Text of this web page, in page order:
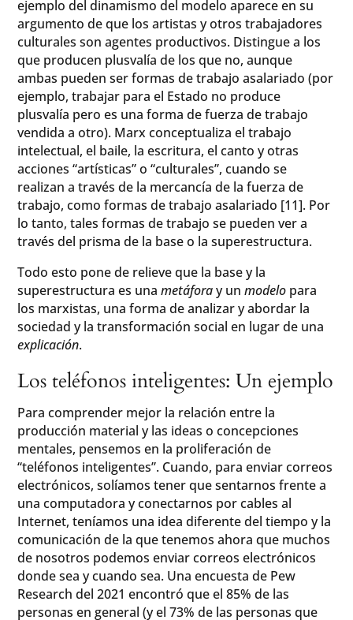
ejemplo del dinamismo del modelo aparece en su
argumento de que los artistas y otros trabajadores
culturales son agentes productivos. Distingue a los
que producen plusvalía de los que no, aunque
ambas pueden ser formas de trabajo asalariado (por
ejemplo, trabajar para el Estado no produce
plusvalía pero es una forma de fuerza de trabajo
vendida a otro). Marx conceptualiza el trabajo
intelectual, el baile, la escritura, el canto y otras
acciones “artísticas” o “culturales”, cuando se
realizan a través de la mercancía de la fuerza de
trabajo, como formas de trabajo asalariado [11]. Por
lo tanto, tales formas de trabajo se pueden ver a
través del prisma de la base o la superestructura.
Todo esto pone de relieve que la base y la
superestructura es unametáforay unmodelo para
los marxistas, una forma de analizar y abordar la
sociedad y la transformación social en lugar de una
explicación.
Los teléfonos inteligentes: Un ejemplo
Para comprender mejor la relación entre la
producción material y las ideas o concepciones
mentales, pensemos en la proliferación de
“teléfonos inteligentes”. Cuando, para enviar correos
electrónicos, solíamos tener que sentarnos frente a
una computadora y conectarnos por cables al
Internet, teníamos una idea diferente del tiempo y la
comunicación de la que tenemos ahora que muchos
de nosotros podemos enviar correos electrónicos
donde sea y cuando sea. Una encuesta de Pew
Research del 2021 encontró que el 85% de las
personas en general (y el 73% de las personas que